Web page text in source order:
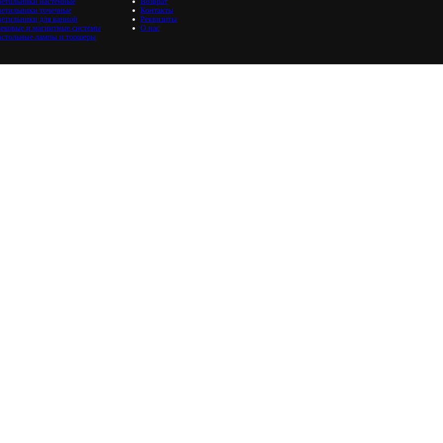
точечные
для ванной
и магнитные системы
лампы и торшеры
Контакты
Реквизиты
О нас